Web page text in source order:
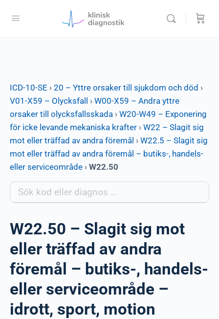
ICD-10-SE › 20 – Yttre orsaker till sjukdom och död ›
V01-X59 – Olycksfall
› W00-X59 – Andra yttre
orsaker till olycksfallsskada › W20-W49 – Exponering
för icke levande mekaniska krafter › W22 – Slagit sig
mot eller träffad av andra föremål › W22.5 – Slagit sig
mot eller träffad av andra föremål – butiks-, handels-
eller serviceområde › W22.50
W22.50 – Slagit sig mot
eller träffad av andra
föremål – butiks-, handels-
eller serviceområde –
idrott, sport, motion